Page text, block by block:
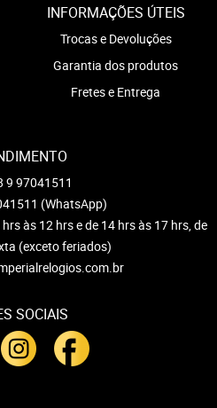
INFORMAÇÕES ÚTEIS
Trocas e Devoluções
Garantia dos produtos
Fretes e Entrega
9 97041511
(WhatsApp)
às 12 hrs e de 14 hrs às 17 hrs, de
(exceto feriados)
SOCIAIS